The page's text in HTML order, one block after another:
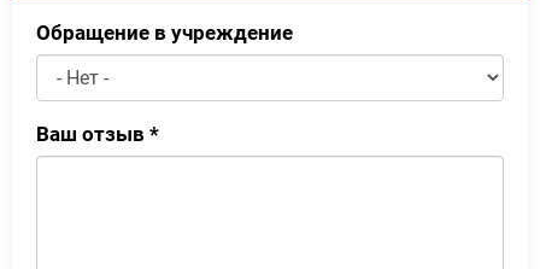
Обращение в учреждение
Ваш отзыв *